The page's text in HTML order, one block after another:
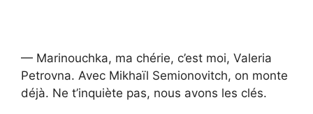
— Marinouchka, ma chérie, c’est moi, Valeria
Petrovna. Avec Mikhaïl Semionovitch, on monte
déjà. Ne t’inquiète pas, nous avons les clés.